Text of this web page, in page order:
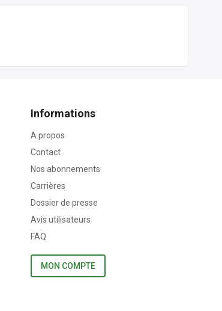
Informations
A propos
Contact
Nos abonnements
Carrières
Dossier de presse
Avis utilisateurs
FAQ
MON COMPTE